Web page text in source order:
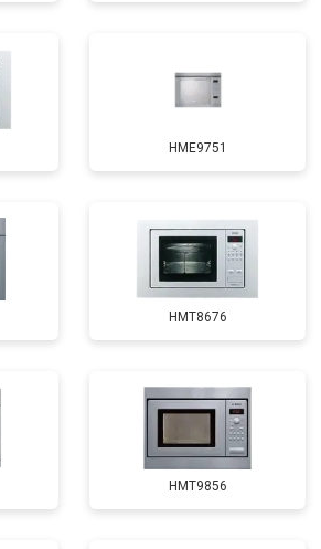
HME9751
HMT8676
HMT9856